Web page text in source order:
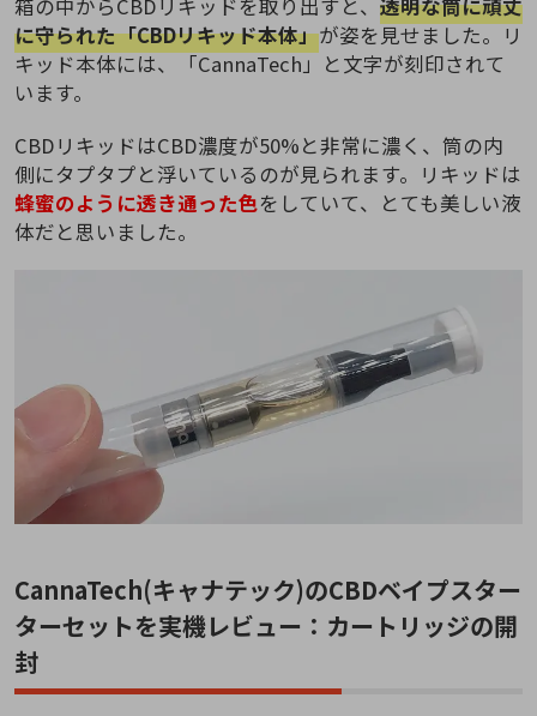
箱の中からCBDリキッドを取り出すと、 透明な筒に頑丈
に守られた「CBDリキッド本体」が姿を見せました。リ
キッド本体には、「CannaTech」と文字が刻印されて
います。
CBDリキッドはCBD濃度が50%と非常に濃く、筒の内
側にタプタプと浮いているのが見られます。リキッドは
蜂蜜のように透き通った色をしていて、とても美しい液
体だと思いました。
CannaTech(キャナテック)のCBDベイプスター
ターセットを実機レビュー：カートリッジの開
封